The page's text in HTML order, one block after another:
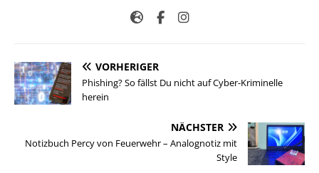
VORHERIGER
Phishing? So fällst Du nicht auf Cyber-Kriminelle
herein
NÄCHSTER
Notizbuch Percy von Feuerwehr – Analognotiz mit
Style